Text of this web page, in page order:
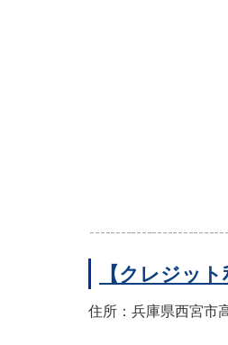
【クレジッ
住所：兵庫県西宮市